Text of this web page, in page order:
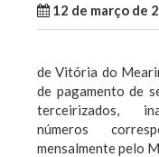
12 de março de
de Vitória do
de pagamento de
terceirizados,
números
mensalmente pelo